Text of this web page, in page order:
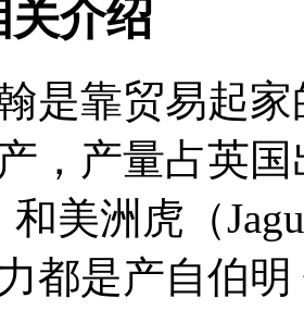
介绍
是靠贸易起
，产量占英
和美洲虎（
都是产自伯